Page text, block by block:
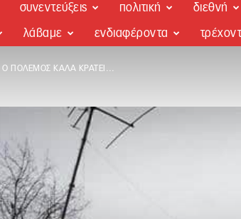
συνεντεύξεις πολιτική διεθνή
λάβαμε ενδιαφέροντα
Ο ΠΌΛΕΜΟΣ ΚΑΛΆ ΚΡΑΤΕΊ…